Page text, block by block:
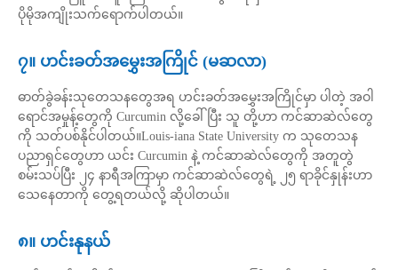
ပိုမိုအကျိုးသက်ရောက်ပါတယ်။
၇။ ဟင်းခတ်အမွှေးအကြိုင် (မဆလာ)
ဓာတ်ခွဲခန်းသုတေသနတွေအရ ဟင်းခတ်အမွှေးအကြိုင်မှာ ပါတဲ့ အဝါ
ရောင်အမှုန့်တွေကို Curcumin လို့ခေါ်ပြီး သူ တို့ဟာ ကင်ဆာဆဲလ်တွေ
ကို သတ်ပစ်နိုင်ပါတယ်။Louis-iana State University က သုတေသန
ပညာရှင်တွေဟာ ယင်း Curcumin နဲ့ ကင်ဆာဆဲလ်တွေကို အတူတွဲ
စမ်းသပ်ပြီး ၂၄ နာရီအကြာမှာ ကင်ဆာဆဲလ်တွေရဲ့ ၂၅ ရာခိုင်နှုန်းဟာ
သေနေတာကို တွေ့ရတယ်လို့ ဆိုပါတယ်။
၈။ ဟင်းနုနယ်